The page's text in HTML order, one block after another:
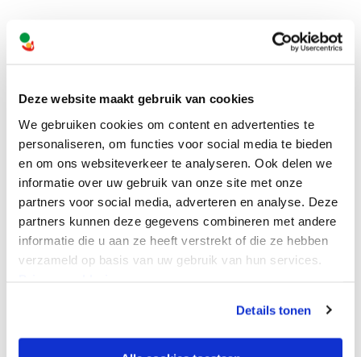
Deze website maakt gebruik van cookies
We gebruiken cookies om content en advertenties te
personaliseren, om functies voor social media te bieden
en om ons websiteverkeer te analyseren. Ook delen we
informatie over uw gebruik van onze site met onze
partners voor social media, adverteren en analyse. Deze
partners kunnen deze gegevens combineren met andere
informatie die u aan ze heeft verstrekt of die ze hebben
verzameld op basis van uw gebruik van hun services.
Details tonen
Volg ons online
Facebook
Instagram